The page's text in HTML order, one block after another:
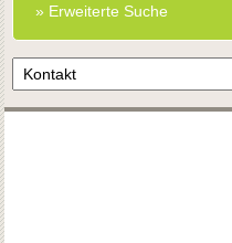
» Erweiterte Suche